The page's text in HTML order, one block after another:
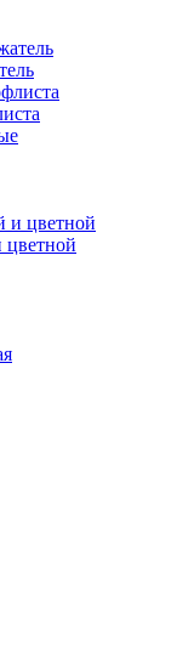
цветной